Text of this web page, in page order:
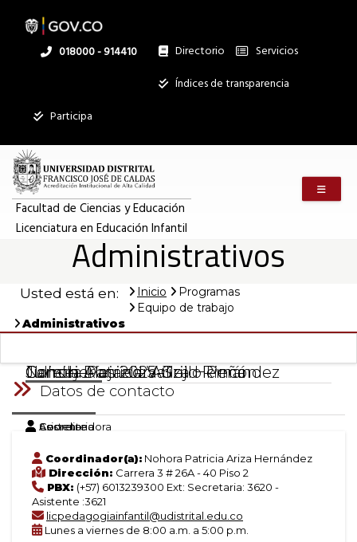
contenido
Linea
018000 - 914410 Directorio
Institucional
Servicios
Índices de transparencia
Participa
Facultad de Ciencias y Educación
Licenciatura en Educación Infantil
Administrativos
Usted está en: Inicio
Programas
Equipo de trabajo
Administrativos
Nohora Patricia Ariza Hernández
Coordinadora
Camila Alejandra Grillo Peña
Secretaria
Julieth Daniela Vallejo Rincón
Asistente
Consejerías 2025-3
Datos de contacto
Coordinador(a): Nohora Patricia Ariza Hernández
Dirección: Carrera 3 # 26A - 40 Piso 2
PBX: (+57) 6013239300 Ext: Secretaria: 3620 -
Asistente :3621
licpedagogiainfantil@udistrital.edu.co
Lunes a viernes de 8:00 a.m. a 5:00 p.m.